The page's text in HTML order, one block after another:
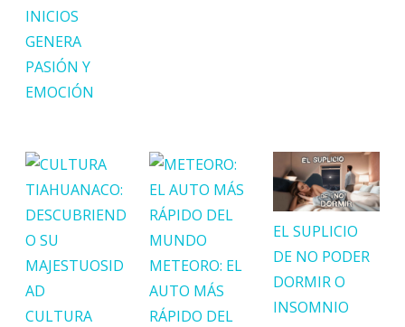
INICIOS
GENERA
PASIÓN Y
EMOCIÓN
CULTURA
METEORO: EL
AUTO MÁS
RÁPIDO DEL
EL SUPLICIO
DE NO PODER
DORMIR O
INSOMNIO